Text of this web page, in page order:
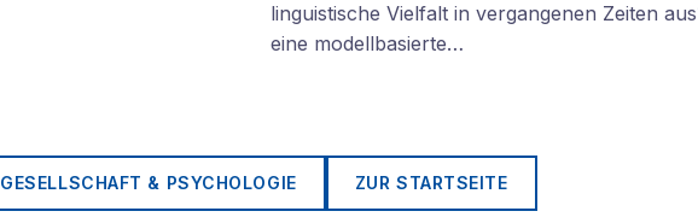
linguistische Vielfalt in vergangenen Zeiten
eine modellbasierte…
GESELLSCHAFT & PSYCHOLOGIE ZUR STARTSEITE